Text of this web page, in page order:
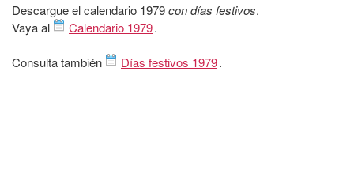
Descargue el calendario 1979con días festivos.
Vaya al
Calendario 1979.
Consulta también Días festivos 1979.